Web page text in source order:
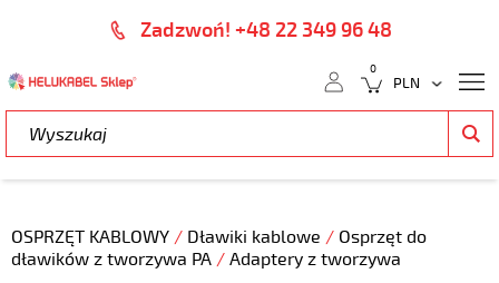
Zadzwoń! +48 22 349 96 48
0
OSPRZĘT KABLOWY / Dławiki kablowe / Osprzęt do
dławików z tworzywa PA / Adaptery z tworzywa